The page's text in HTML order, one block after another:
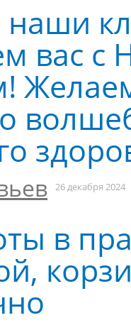
вас с
26 декабря 2024
в